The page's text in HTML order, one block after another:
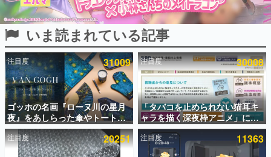
連載・特集一覧
殿堂入り記事
SNS拡散数が数千以上！ ページビュー数万以上！ などな
ど。多くの人々に読まれた、電ファミ渾身の“殿堂入り”記
事をまとめました。
ゲームの企画書
名作ゲームクリエイターの方々に製作時のエピソードをお
聞きし、ヒットする企画（ゲーム）とは何か？を探ってい
きます。
赫本
この物語を解いてはいけない。『赫本』は、〈試験問題〉
の形をした短編ホラー小説集です。
いま読まれている記事
注目度 31009
ゴッホの名画『ローヌ川の星月
夜』をあしらった傘やトートバ
ッグなどが登場。8月7日21時よ
り2日間限定で予約販売
注目度 30008
「タバコを止められない猫耳キ
ャラを描く深夜枠アニメ」に視
聴者の一部から批判意見。違法
薬物の使用と思わしき描写も含
めて、BPOが議論を交わす
注目度 20251 注目度 11363